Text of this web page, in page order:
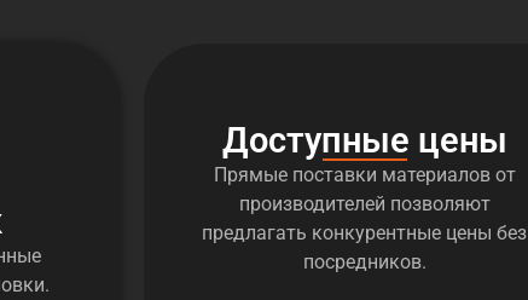
Доступные цены
Прямые поставки материалов от
производителей позволяют
предлагать конкурентные цены без
посредников.